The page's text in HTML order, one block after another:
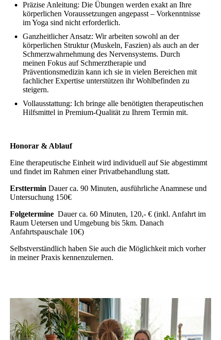
Präzise Anleitung: Die Übungen werden exakt an Ihre
körperlichen Voraussetzungen angepasst – Vorkenntnisse
im Yoga sind nicht erforderlich.
Ganzheitlicher Ansatz: Wir arbeiten sowohl an der
körperlichen Struktur (Muskeln, Faszien) als auch an der
Schmerzwahrnehmung des Nervensystems. Durch
meinen Fokus auf Schmerztherapie und
Präventionsmedizin kann ich sie in vielen Bereichen mit
fachlicher Expertise unterstützen ihr Wohlbefinden zu
steigern.
Vollausstattung: Ich bringe alle benötigten therapeutischen
Hilfsmittel in Premium-Qualität zu Ihrem Termin mit.
Honorar & Ablauf
Eine therapeutische Einheit wird individuell auf Sie abgestimmt
und findet im Rahmen einer Privatbehandlung statt.
Ersttermin Dauer ca. 90 Minuten, ausführliche Anamnese und
Untersuchung 150€
Folgetermine Dauer ca. 60 Minuten, 120,- € (inkl. Anfahrt im
Raum Uetersen und Umgebung bis 5km. Danach
Anfahrtspauschale 10€)
Selbstverständlich haben Sie auch die Möglichkeit mich vorher
in meiner Praxis kennenzulernen.